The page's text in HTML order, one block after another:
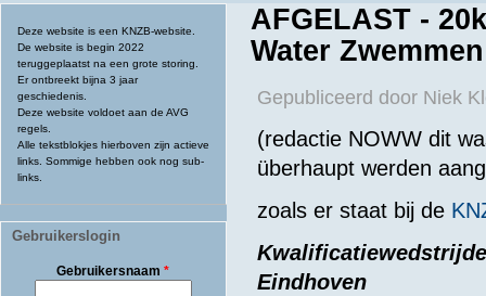
Deze website is een KNZB-website.
De website is begin 2022
teruggeplaatst na een grote storing.
Er ontbreekt bijna 3 jaar
geschiedenis.
Deze website voldoet aan de AVG
regels.
Alle tekstblokjes hierboven zijn actieve
links. Sommige hebben ook nog sub-
links.
Gebruikerslogin
Gebruikersnaam*
AFGELAST -
Water
Gepubliceerd door Niek
(redactie NOWW dit
überhaupt werden
zoals er staat bij de
Eindhoven